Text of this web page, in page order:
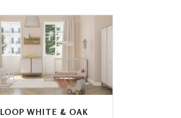
LOOP WHITE & OAK